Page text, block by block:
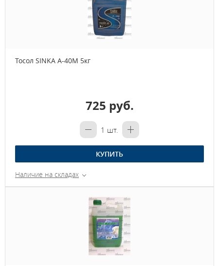
Тосол SINKA А-40М 5кг
725 руб.
1 шт.
КУПИТЬ
Наличие на складах